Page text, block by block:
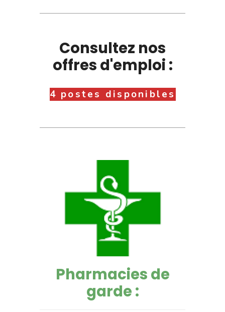
Consultez nos
offres d'emploi :
4 postes disponibles
Pharmacies de
garde :